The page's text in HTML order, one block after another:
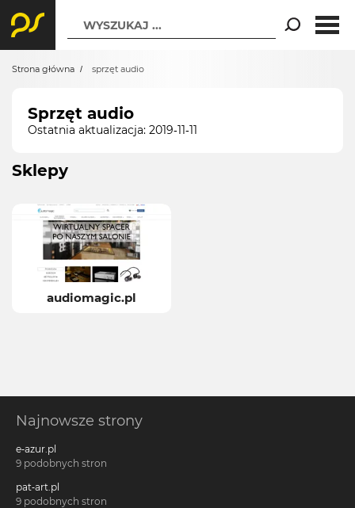
WYSZUKAJ ...
Strona główna sprzęt audio
Sprzęt audio
Ostatnia aktualizacja: 2019-11-11
Sklepy
audiomagic.pl
Najnowsze strony
e-azur.pl
9 podobnych stron
pat-art.pl
9 podobnych stron